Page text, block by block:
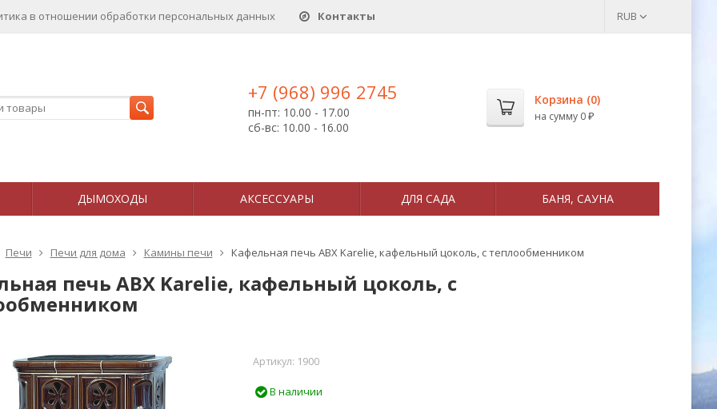
в отношении обработки персональных данныx Контакты RUB
+7 (968) 996 2745
пн-пт: 10.00 - 17.00
сб-вс: 10.00 - 16.00
Корзина (0)
на сумму 0 ₽
ДЫМОХОДЫ АКСЕССУАРЫ ДЛЯ САДА БАНЯ, САУНА
Печи Печи для дома Камины печи Кафельная печь ABX Karelie, кафельный цоколь, с теплообменником
печь ABX Karelie, кафельный цоколь, с
Артикул: 1900
В наличии